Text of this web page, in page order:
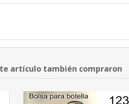
artículo también compraron